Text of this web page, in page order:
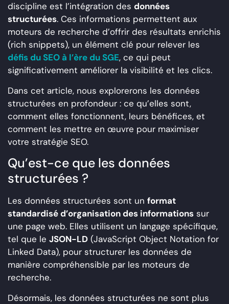
discipline est l’intégration des données
structurées. Ces informations permettent aux
moteurs de recherche d’offrir des résultats enrichis
(rich snippets), un élément clé pour relever les
défis du SEO à l’ère du SGE, ce qui peut
significativement améliorer la visibilité et les clics.
Dans cet article, nous explorerons les données
structurées en profondeur : ce qu’elles sont,
comment elles fonctionnent, leurs bénéfices, et
comment les mettre en œuvre pour maximiser
votre stratégie SEO.
Qu’est-ce que les données
structurées ?
Les données structurées sont un format
standardisé d’organisation des informations sur
une page web. Elles utilisent un langage spécifique,
tel que le JSON-LD (JavaScript Object Notation for
Linked Data), pour structurer les données de
manière compréhensible par les moteurs de
recherche.
Désormais, les données structurées ne sont plus